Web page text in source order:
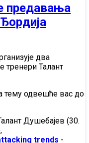
предавања
два
тренери Талант
тему одвешће вас до
Душебајев (30.
trends -